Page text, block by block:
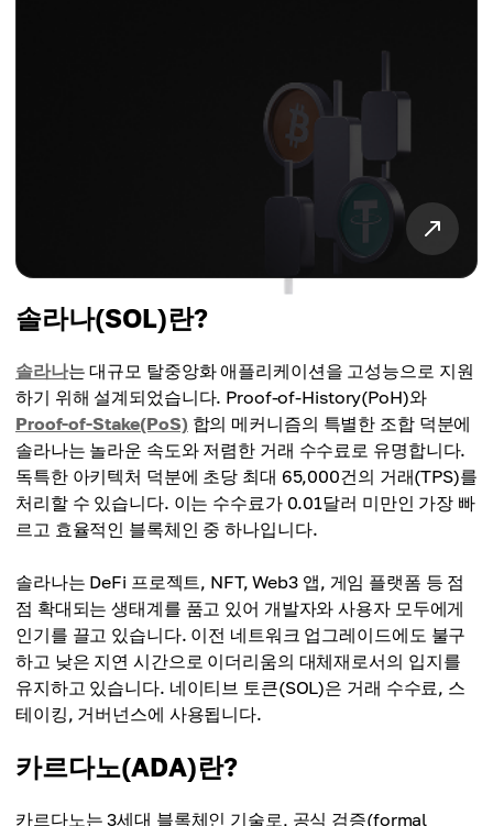
솔라나(SOL)란?
솔라나는 대규모 탈중앙화 애플리케이션을 고성능으로 지원
하기 위해 설계되었습니다. Proof-of-History(PoH)와
Proof-of-Stake(PoS) 합의 메커니즘의 특별한 조합 덕분에
솔라나는 놀라운 속도와 저렴한 거래 수수료로 유명합니다.
독특한 아키텍처 덕분에 초당 최대 65,000건의 거래(TPS)를
처리할 수 있습니다. 이는 수수료가 0.01달러 미만인 가장 빠
르고 효율적인 블록체인 중 하나입니다.
솔라나는 DeFi 프로젝트, NFT, Web3 앱, 게임 플랫폼 등 점
점 확대되는 생태계를 품고 있어 개발자와 사용자 모두에게
인기를 끌고 있습니다. 이전 네트워크 업그레이드에도 불구
하고 낮은 지연 시간으로 이더리움의 대체재로서의 입지를
유지하고 있습니다. 네이티브 토큰(SOL)은 거래 수수료, 스
테이킹, 거버넌스에 사용됩니다.
카르다노(ADA)란?
카르다노는 3세대 블록체인 기술로, 공식 검증(formal